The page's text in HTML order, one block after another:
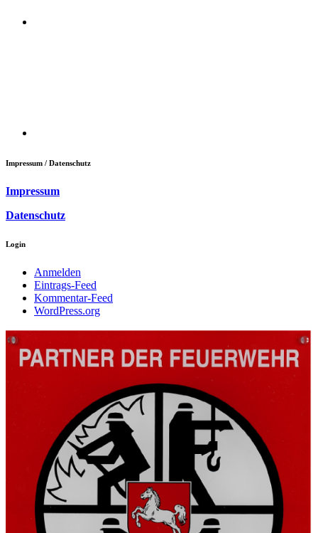
Impressum / Datenschutz
Impressum
Datenschutz
Login
Anmelden
Eintrags-Feed
Kommentar-Feed
WordPress.org